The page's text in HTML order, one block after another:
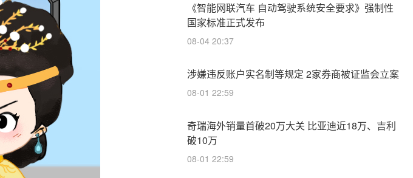
《智能网联汽车 自动驾驶系统安全要求》强制性
国家标准正式发布
08-04 20:37
涉嫌违反账户实名制等规定 2家券商被证监会立案
08-01 22:59
奇瑞海外销量首破20万大关 比亚迪近18万、吉利
破10万
08-01 22:59